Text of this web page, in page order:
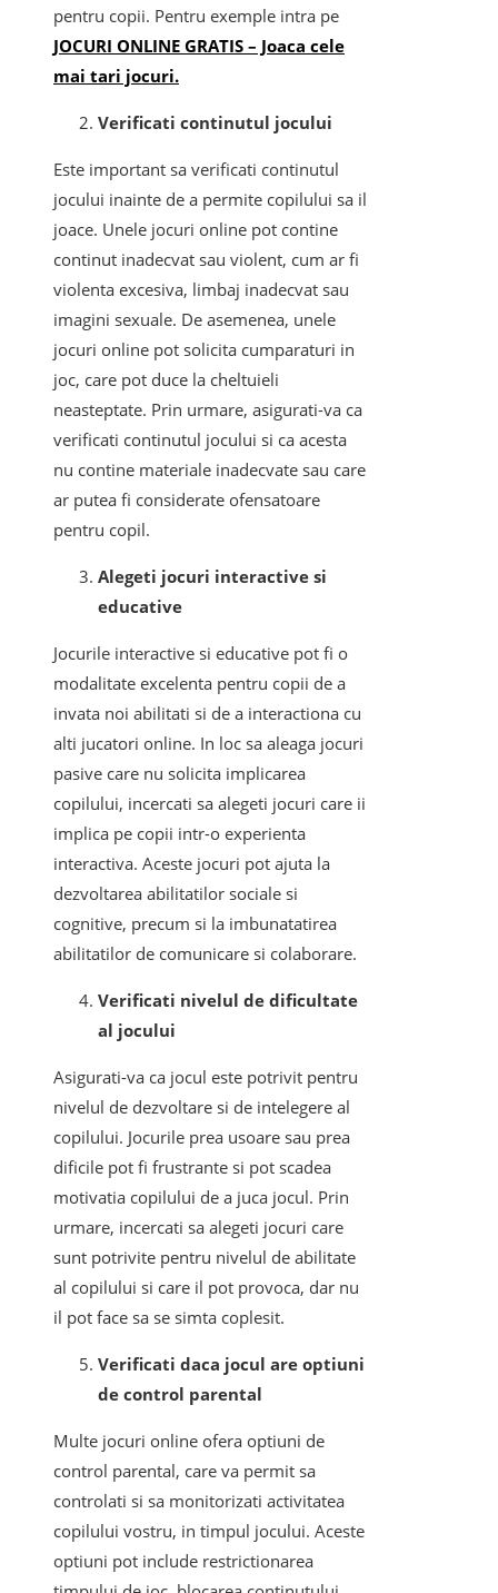
pentru copii. Pentru exemple intra pe
JOCURI ONLINE GRATIS – Joaca cele
mai tari jocuri.
Verificati continutul jocului
Este important sa verificati continutul
jocului inainte de a permite copilului sa il
joace. Unele jocuri online pot contine
continut inadecvat sau violent, cum ar fi
violenta excesiva, limbaj inadecvat sau
imagini sexuale. De asemenea, unele
jocuri online pot solicita cumparaturi in
joc, care pot duce la cheltuieli
neasteptate. Prin urmare, asigurati-va ca
verificati continutul jocului si ca acesta
nu contine materiale inadecvate sau care
ar putea fi considerate ofensatoare
pentru copil.
Alegeti jocuri interactive si
educative
Jocurile interactive si educative pot fi o
modalitate excelenta pentru copii de a
invata noi abilitati si de a interactiona cu
alti jucatori online. In loc sa aleaga jocuri
pasive care nu solicita implicarea
copilului, incercati sa alegeti jocuri care ii
implica pe copii intr-o experienta
interactiva. Aceste jocuri pot ajuta la
dezvoltarea abilitatilor sociale si
cognitive, precum si la imbunatatirea
abilitatilor de comunicare si colaborare.
Verificati nivelul de dificultate
al jocului
Asigurati-va ca jocul este potrivit pentru
nivelul de dezvoltare si de intelegere al
copilului. Jocurile prea usoare sau prea
dificile pot fi frustrante si pot scadea
motivatia copilului de a juca jocul. Prin
urmare, incercati sa alegeti jocuri care
sunt potrivite pentru nivelul de abilitate
al copilului si care il pot provoca, dar nu
il pot face sa se simta coplesit.
Verificati daca jocul are optiuni
de control parental
Multe jocuri online ofera optiuni de
control parental, care va permit sa
controlati si sa monitorizati activitatea
copilului vostru, in timpul jocului. Aceste
optiuni pot include restrictionarea